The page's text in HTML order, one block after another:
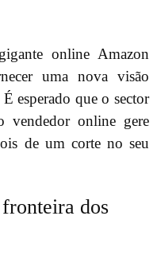
online Amazon
uma nova visão
esperado que o sector
vendedor online gere
de um corte no seu
dos